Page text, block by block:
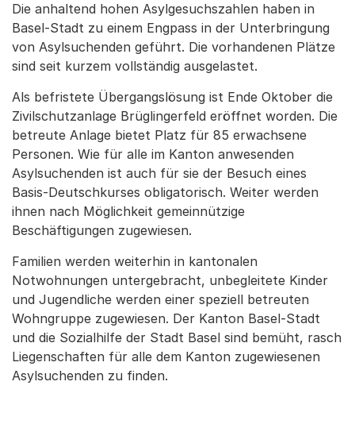
Die anhaltend hohen Asylgesuchszahlen haben in
Basel-Stadt zu einem Engpass in der Unterbringung
von Asylsuchenden geführt. Die vorhandenen Plätze
sind seit kurzem vollständig ausgelastet.
Als befristete Übergangslösung ist Ende Oktober die
Zivilschutzanlage Brüglingerfeld eröffnet worden. Die
betreute Anlage bietet Platz für 85 erwachsene
Personen. Wie für alle im Kanton anwesenden
Asylsuchenden ist auch für sie der Besuch eines
Basis-Deutschkurses obligatorisch. Weiter werden
ihnen nach Möglichkeit gemeinnützige
Beschäftigungen zugewiesen.
Familien werden weiterhin in kantonalen
Notwohnungen untergebracht, unbegleitete Kinder
und Jugendliche werden einer speziell betreuten
Wohngruppe zugewiesen. Der Kanton Basel-Stadt
und die Sozialhilfe der Stadt Basel sind bemüht, rasch
Liegenschaften für alle dem Kanton zugewiesenen
Asylsuchenden zu finden.